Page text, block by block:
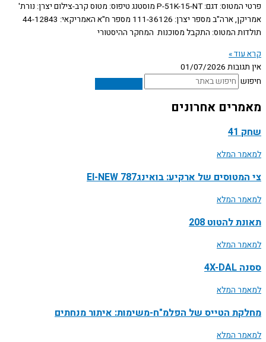
פרטי המטוס: דגם: P-51K-15-NT מוסטנג טיפוס: מטוס קרב-צילום יצרן: נורת'
אמריקן, ארה"ב מספר יצרן: 111-36126 מספר ח"א האמריקאי: 44-12843
תולדות המטוס: התקבל מסוכנות המחקר ההיסטורי
קרא עוד »
אין תגובות 01/07/2026
חיפוש
מאמרים אחרונים
שחק 41
למאמר המלא
צי המטוסים של ארקיע: בואינג787 EI-NEW
למאמר המלא
תאונת להטוט 208
למאמר המלא
ססנה 4X-DAL
למאמר המלא
מחלקת הטייס של הפלמ"ח-משימות: איתור מנחתים
למאמר המלא